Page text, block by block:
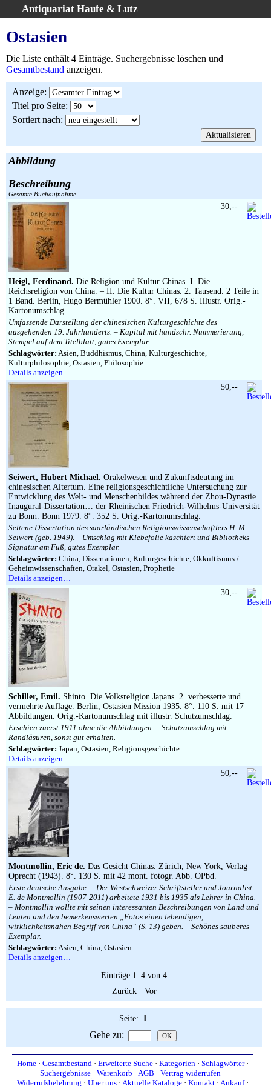
Antiquariat Haufe & Lutz
Home
Gesamtbestand
Kategorien
Schlagwörter
Suchergebnisse
AGB
Widerruf
Über uns
Aktuelle Kataloge
Kontakt
Ankauf
Links
Impressum
Ostasien
Die Liste enthält 4 Einträge. Suchergebnisse löschen und
Gesamtbestand anzeigen.
Anzeige:
Titel pro Seite:
Sortiert nach:
Abbildung
Beschreibung
Gesamte Buchaufnahme
Heigl, Ferdinand. Die Religion und Kultur Chinas. I. Die
Reichsreligion von China. – II. Die Kultur Chinas. 2. Tausend. 2 Teile in
1 Band. Berlin, Hugo Bermühler 1900. 8°. VII, 678 S. Illustr. Orig.-
Kartonumschlag.
Umfassende Darstellung der chinesischen Kulturgeschichte des
ausgehenden 19. Jahrhunderts. – Kapital mit handschr. Nummerierung,
Stempel auf dem Titelblatt, gutes Exemplar.
Schlagwörter: Asien, Buddhismus, China, Kulturgeschichte,
Kulturphilosophie, Ostasien, Philosophie
Details anzeigen…
30,--
Seiwert, Hubert Michael. Orakelwesen und Zukunftsdeutung im
chinesischen Altertum. Eine religionsgeschichtliche Untersuchung zur
Entwicklung des Welt- und Menschenbildes während der Zhou-Dynastie.
Inaugural-Dissertation… der Rheinischen Friedrich-Wilhelms-Universität
zu Bonn. Bonn 1979. 8°. 352 S. Orig.-Kartonumschlag.
Seltene Dissertation des saarländischen Religionswissenschaftlers H. M.
Seiwert (geb. 1949). – Umschlag mit Klebefolie kaschiert und Bibliotheks-
Signatur am Fuß, gutes Exemplar.
Schlagwörter: China, Dissertationen, Kulturgeschichte, Okkultismus /
Geheimwissenschaften, Orakel, Ostasien, Prophetie
Details anzeigen…
50,--
Schiller, Emil. Shinto. Die Volksreligion Japans. 2. verbesserte und
vermehrte Auflage. Berlin, Ostasien Mission 1935. 8°. 110 S. mit 17
Abbildungen. Orig.-Kartonumschlag mit illustr. Schutzumschlag.
Erschien zuerst 1911 ohne die Abbildungen. – Schutzumschlag mit
Randläsuren, sonst gut erhalten.
Schlagwörter: Japan, Ostasien, Religionsgeschichte
Details anzeigen…
30,--
Montmollin, Eric de. Das Gesicht Chinas. Zürich, New York, Verlag
Oprecht (1943). 8°. 130 S. mit 42 mont. fotogr. Abb. OPbd.
Erste deutsche Ausgabe. – Der Westschweizer Schriftsteller und Journalist
E. de Montmollin (1907-2011) arbeitete 1931 bis 1935 als Lehrer in China.
– Montmollin wollte mit seinen interessanten Beschreibungen von Land und
Leuten und den bemerkenswerten „Fotos einen lebendigen,
wirklichkeitsnahen Begriff von China“ (S. 13) geben. – Schönes sauberes
Exemplar.
Schlagwörter: Asien, China, Ostasien
Details anzeigen…
50,--
Einträge 1–4 von 4
Zurück· Vor
Seite: 1
Gehe zu:
Home· Gesamtbestand· Erweiterte Suche· Kategorien· Schlagwörter·
Suchergebnisse · Warenkorb · AGB · Vertrag widerrufen ·
Widerrufsbelehrung · Über uns· Aktuelle Kataloge· Kontakt· Ankauf·